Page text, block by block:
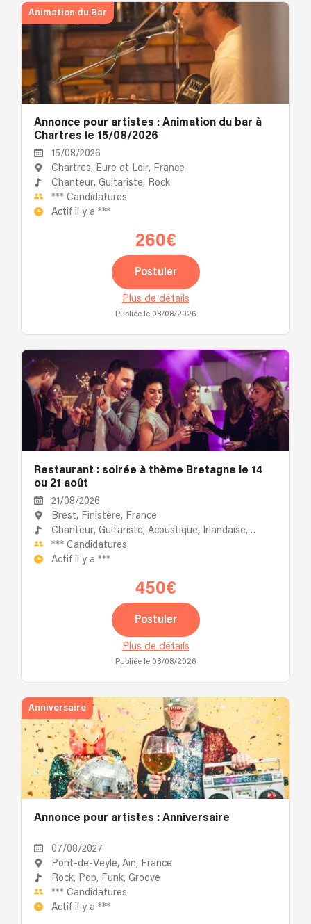
Animation du Bar
Annonce pour artistes : Animation du bar à
Chartres le 15/08/2026
15/08/2026
Chartres, Eure et Loir, France
Chanteur, Guitariste, Rock
*** Candidatures
Actif il y a ***
260€
Postuler
Plus de détails
Publiée le 08/08/2026
Restaurant : soirée à thème Bretagne le 14
ou 21 août
21/08/2026
Brest, Finistère, France
Chanteur, Guitariste, Acoustique, Irlandaise,
Accordéoniste
*** Candidatures
Actif il y a ***
450€
Postuler
Plus de détails
Publiée le 08/08/2026
Anniversaire
Annonce pour artistes : Anniversaire
07/08/2027
Pont-de-Veyle, Ain, France
Rock, Pop, Funk, Groove
*** Candidatures
Actif il y a ***